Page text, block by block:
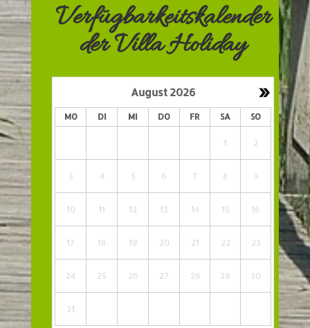
Verfügbarkeitskalender
der Villa Holiday
»
August 2026
MO DI MI DO FR SA SO
1 2
3 4 5 6 7 8 9
10 11 12 13 14 15 16
17 18 19 20 21 22 23
24 25 26 27 28 29 30
31